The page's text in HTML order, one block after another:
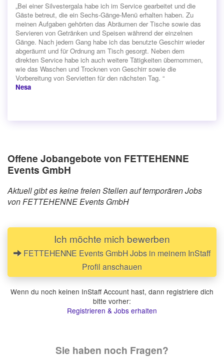
„Bei einer Silvestergala habe ich im Service gearbeitet und die
Gäste betreut, die ein Sechs-Gänge-Menü erhalten haben. Zu
meinen Aufgaben gehörten das Abräumen der Tische sowie das
Servieren von Getränken und Speisen während der einzelnen
Gänge. Nach jedem Gang habe ich das benutzte Geschirr wieder
abgeräumt und für Ordnung am Tisch gesorgt. Neben dem
direkten Service habe ich auch weitere Tätigkeiten übernommen,
wie das Waschen und Trocknen von Geschirr sowie die
Vorbereitung von Servietten für den nächsten Tag. “
Nesa
Offene Jobangebote von FETTEHENNE
Events GmbH
Aktuell gibt es keine freien Stellen auf temporären Jobs
von FETTEHENNE Events GmbH
Ich möchte mich bewerben
FETTEHENNE Events GmbH Jobs in meinem InStaff
Profil anschauen
Wenn du noch keinen InStaff Account hast, dann registriere dich
bitte vorher:
Registrieren & Jobs erhalten
Sie haben noch Fragen?